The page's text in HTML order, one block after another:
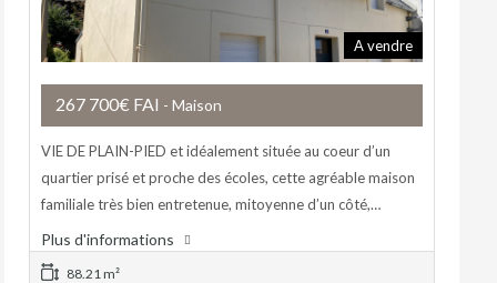
A vendre
267 700€ FAI - Maison
VIE DE PLAIN-PIED et idéalement située au coeur d’un
quartier prisé et proche des écoles, cette agréable maison
familiale très bien entretenue, mitoyenne d’un côté,…
Plus d'informations
88.21 m²